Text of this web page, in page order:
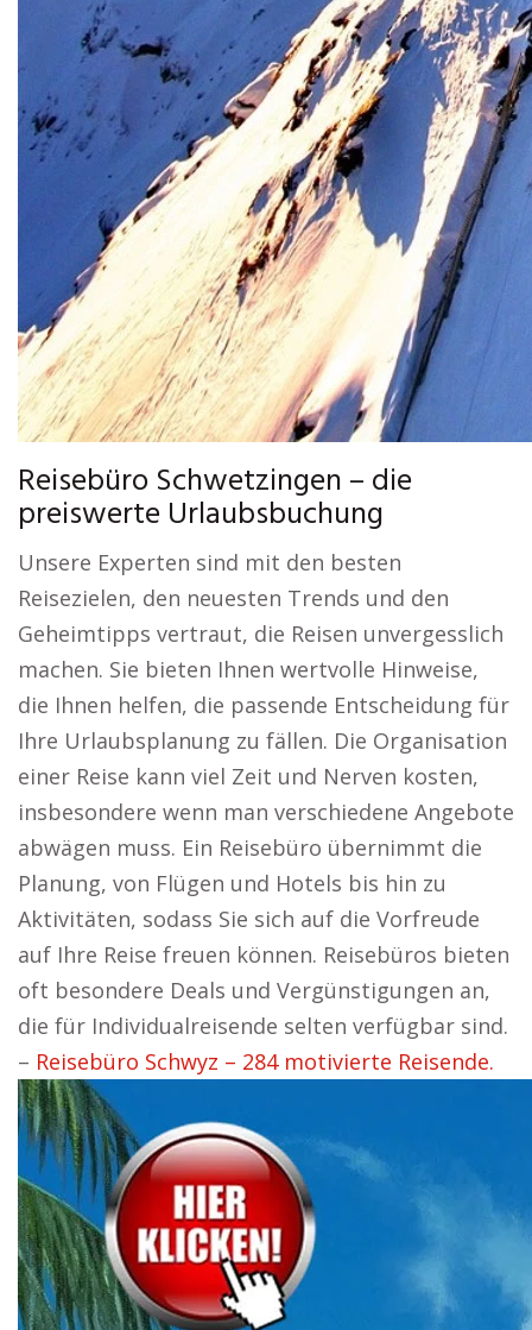
Reisebüro Schwetzingen – die
preiswerte Urlaubsbuchung
Unsere Experten sind mit den besten
Reisezielen, den neuesten Trends und den
Geheimtipps vertraut, die Reisen unvergesslich
machen. Sie bieten Ihnen wertvolle Hinweise,
die Ihnen helfen, die passende Entscheidung für
Ihre Urlaubsplanung zu fällen. Die Organisation
einer Reise kann viel Zeit und Nerven kosten,
insbesondere wenn man verschiedene Angebote
abwägen muss. Ein Reisebüro übernimmt die
Planung, von Flügen und Hotels bis hin zu
Aktivitäten, sodass Sie sich auf die Vorfreude
auf Ihre Reise freuen können. Reisebüros bieten
oft besondere Deals und Vergünstigungen an,
die für Individualreisende selten verfügbar sind.
– Reisebüro Schwyz – 284 motivierte Reisende.